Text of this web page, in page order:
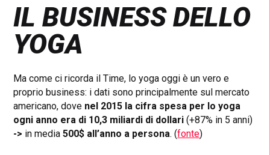
IL BUSINESS DELLO
YOGA
Ma come ci ricorda il Time, lo yoga oggi è un vero e
proprio business: i dati sono principalmente sul mercato
americano, dove nel 2015 la cifra spesa per lo yoga
ogni anno era di 10,3 miliardi di dollari (+87% in 5 anni)
-> in media500$ all’anno a persona. (fonte)